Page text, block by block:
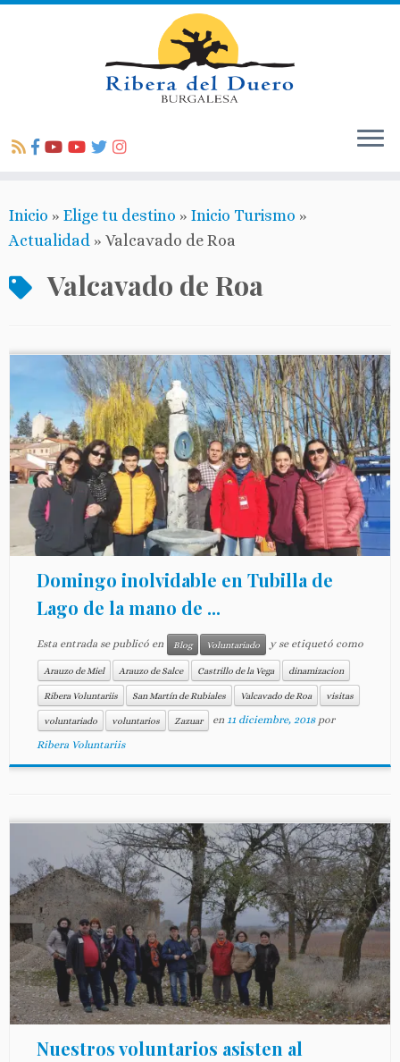
Inicio » Elige tu destino » Inicio Turismo »
Actualidad » Valcavado de Roa
Valcavado de Roa
Domingo inolvidable en Tubilla de
Lago de la mano de ...
Esta entrada se publicó en Blog Voluntariado y se etiquetó como
Arauzo de Miel Arauzo de Salce Castrillo de la Vega dinamizacion
Ribera Voluntariis San Martín de Rubiales Valcavado de Roa visitas
voluntariado voluntarios Zazuar en 11 diciembre, 2018 por
Ribera Voluntariis
Nuestros voluntarios asisten al